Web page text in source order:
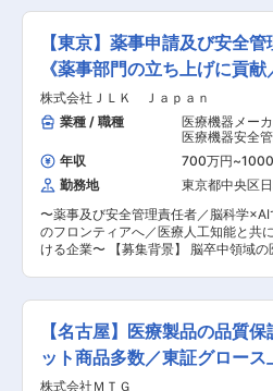
務経験のみからでもマネジメントクラ
を望めます。 ・年休125日かつ残業も
環境 働き方をより良くすることには今
れていくので、ワークライフバランスを
業いただけます。 ・国内シェアトップ
数保有 麻酔関連分野、感染対策分野な
術室で使用される医療機器を中心に研
なっており、その領域においてNo.1,2の
あります。 変更の範囲：会社の定め
様から当社サービスにご興味を頂いて
強化を図っております。 本ポジション
機器Xロジスティクスの品質保証担当
様々な顧客を品質面からサポート頂きま
務詳細 ・医療機器・化粧品等製品に課
の企業様への物流・受託製造・滅菌・各
サポート ・医療機器製造におけるQMS
アウトソーシング受託後、顧客の製造
計画等を考慮し、製造及び物流工程にお
化やコスト削減の推進 ・顧客から受託
包装や簡易組立を行う際の管理監督 ・
ーション並びに包装バリデーションの
ISO13485の管理 ・医療機器、化粧品
品の維持管理サポート、内部監査対応 変更の範
囲：会社の定める業務
【東京】薬事申請及び安全
《薬事部門の立ち上げに貢
127日》
株式会社ＪＬＫ Ｊａｐａｎ
業種 / 職種
医療機器メー
医療機器安全管
年収
700万円~
勤務地
東京都中央区
〜薬事及び安全管理責任者／脳科学
のフロンティアへ／医療人工知能と共
ける企業〜 【募集背景】 脳卒中領域の医療画像
における「安全管理責任者（三役）を
す。 現在、日本国内での体制構築を急
めており、法規制遵守の要として、組
りから参画いただける方を募集します。 【仕事
容】 ■薬事（RA）業務 ・国内医療機器
【名古屋】医療製品の品質
ット商品多数／東証グロー
株式会社ＭＴＧ